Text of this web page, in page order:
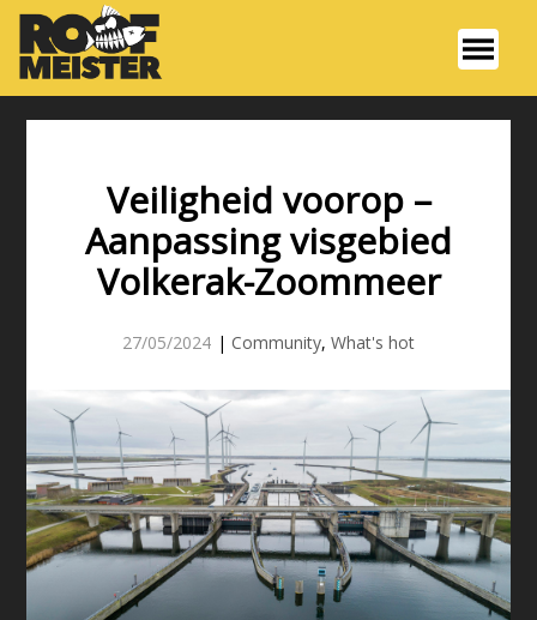
Veiligheid voorop –
Aanpassing visgebied
Volkerak-Zoommeer
27/05/2024 | Community, What's hot